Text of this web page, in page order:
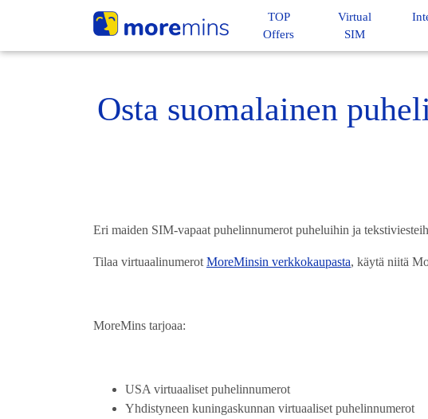
TOP
Offers
Virtual
SIM
Osta suomalainen
Eri maiden SIM-vapaat puhelinnumerot puheluihin ja
Tilaa virtuaalinumerot MoreMinsin verkkokaupasta, käytä niitä
MoreMins tarjoaa:
USA virtuaaliset puhelinnumerot
Yhdistyneen kuningaskunnan virtuaaliset puhelinnumerot